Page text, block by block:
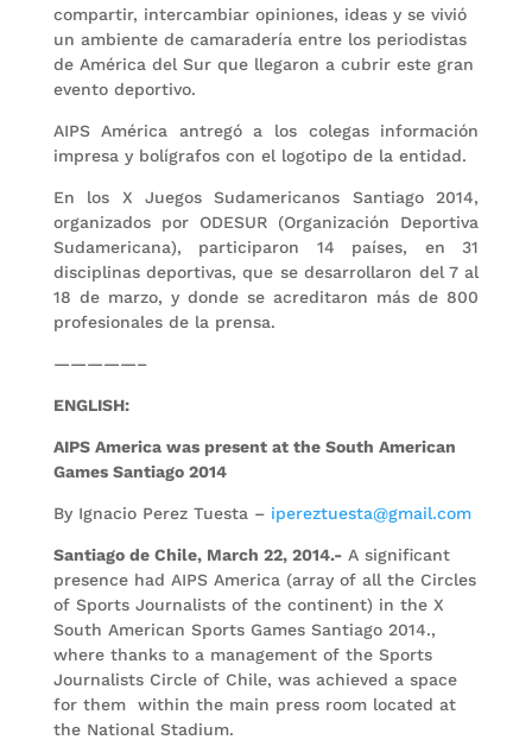
compartir, intercambiar opiniones, ideas y se vivió
un ambiente de camaradería entre los periodistas
de América del Sur que llegaron a cubrir este gran
evento deportivo.
AIPS América antregó a los colegas información
impresa y bolígrafos con el logotipo de la entidad.
En los X Juegos Sudamericanos Santiago 2014,
organizados por ODESUR (Organización Deportiva
Sudamericana), participaron 14 países, en 31
disciplinas deportivas, que se desarrollaron del 7 al
18 de marzo, y donde se acreditaron más de 800
profesionales de la prensa.
—————–
ENGLISH:
AIPS America was present at the South American
Games Santiago 2014
By Ignacio Perez Tuesta – ipereztuesta@gmail.com
Santiago de Chile, March 22, 2014.-A significant
presence had AIPS America (array of all the Circles
of Sports Journalists of the continent) in the X
South American Sports Games Santiago 2014.,
where thanks to a management of the Sports
Journalists Circle of Chile, was achieved a space
for them within the main press room located at
the National Stadium.